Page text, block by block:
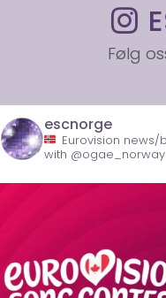
Følg
escnorge
Eurovision
with @ogae_norway